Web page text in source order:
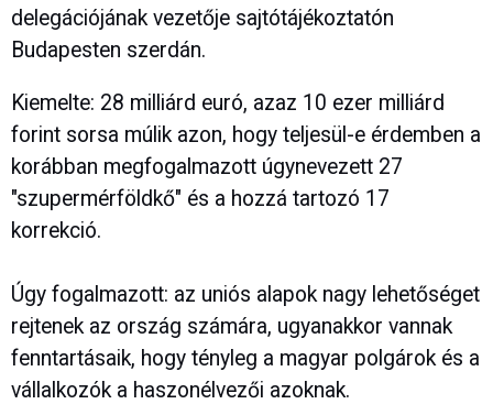
delegációjának vezetője sajtótájékoztatón
Budapesten szerdán.
Kiemelte: 28 milliárd euró, azaz 10 ezer milliárd
forint sorsa múlik azon, hogy teljesül-e érdemben a
korábban megfogalmazott úgynevezett 27
"szupermérföldkő" és a hozzá tartozó 17
korrekció.
Úgy fogalmazott: az uniós alapok nagy lehetőséget
rejtenek az ország számára, ugyanakkor vannak
fenntartásaik, hogy tényleg a magyar polgárok és a
vállalkozók a haszonélvezői azoknak.